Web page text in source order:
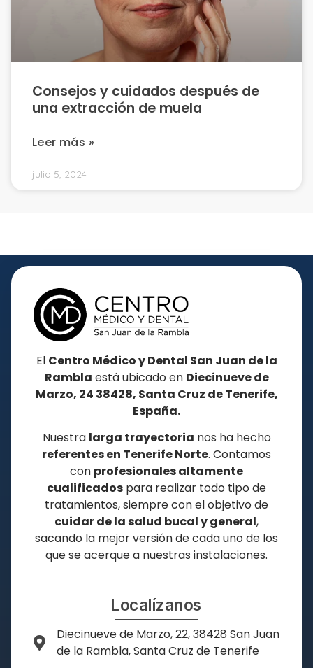
Consejos y cuidados después de
una extracción de muela
Leer más »
julio 5, 2024
El Centro Médico y Dental San Juan de la
Rambla está ubicado en Diecinueve de
Marzo, 24 38428, Santa Cruz de Tenerife,
España.
Nuestra larga trayectoria nos ha hecho
referentes en Tenerife Norte. Contamos
con profesionales altamente
cualificados para realizar todo tipo de
tratamientos, siempre con el objetivo de
cuidar de la salud bucal y general,
sacando la mejor versión de cada uno de los
que se acerque a nuestras instalaciones.
Localízanos
Diecinueve de Marzo, 22, 38428 San Juan
de la Rambla, Santa Cruz de Tenerife